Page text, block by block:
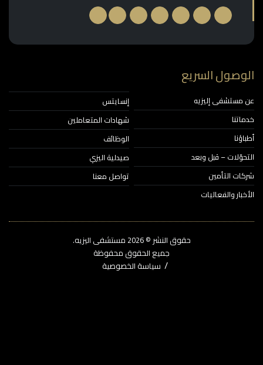
السريع
إليزيه
– قبل وبعد
التأمين
والفعاليات
إنسايتس
شهادات المتعاملين
الوظائف
صيدلية اليزي
تواصل معنا
حقوق النشر © 2026‎ مستشفى اليزيه.
جميع الحقوق محفوظة
سياسة الخصوصية